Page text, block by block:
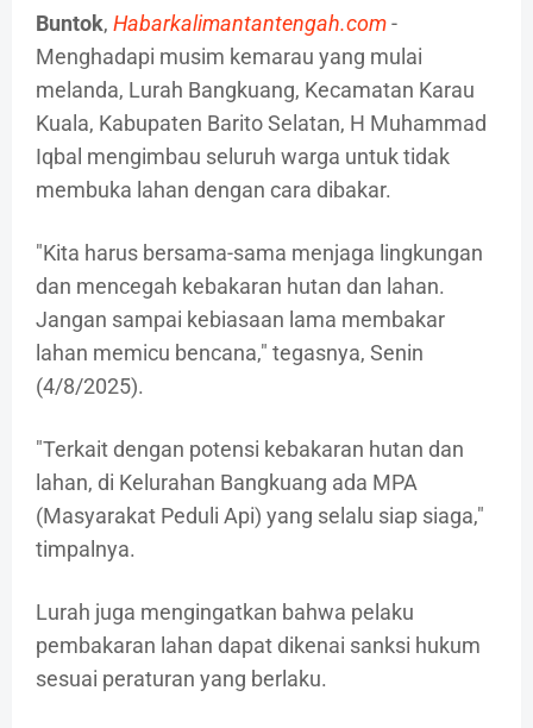
Buntok, Habarkalimantantengah.com-
Menghadapi musim kemarau yang mulai
melanda, Lurah Bangkuang, Kecamatan Karau
Kuala, Kabupaten Barito Selatan, H Muhammad
Iqbal mengimbau seluruh warga untuk tidak
membuka lahan dengan cara dibakar.
"Kita harus bersama-sama menjaga lingkungan
dan mencegah kebakaran hutan dan lahan.
Jangan sampai kebiasaan lama membakar
lahan memicu bencana," tegasnya, Senin
(4/8/2025).
"Terkait dengan potensi kebakaran hutan dan
lahan, di Kelurahan Bangkuang ada MPA
(Masyarakat Peduli Api) yang selalu siap siaga,"
timpalnya.
Lurah juga mengingatkan bahwa pelaku
pembakaran lahan dapat dikenai sanksi hukum
sesuai peraturan yang berlaku.